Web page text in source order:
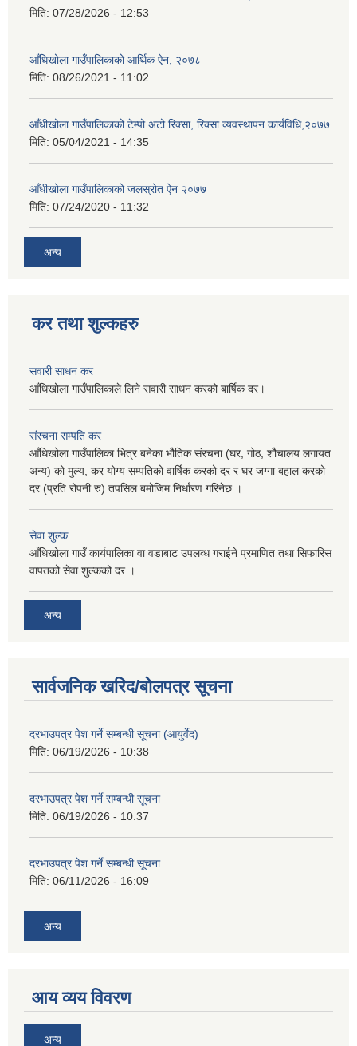
मिति: 07/28/2026 - 12:53
आँधिखोला गाउँपालिकाको आर्थिक ऐन, २०७८
मिति: 08/26/2021 - 11:02
आँधीखोला गाउँपालिकाको टेम्पो अटो रिक्सा, रिक्सा व्यवस्थापन कार्यविधि,२०७७
मिति: 05/04/2021 - 14:35
आँधीखोला गाउँपालिकाको जलस्रोत ऐन २०७७
मिति: 07/24/2020 - 11:32
अन्य
कर तथा शुल्कहरु
सवारी साधन कर
आँधिखोला गाउँपालिकाले लिने सवारी साधन करको बार्षिक दर।
संरचना सम्पति कर
आँधिखोला गाउँपालिका भित्र बनेका भौतिक संरचना (घर, गोठ, शौचालय लगायत
अन्य) को मुल्य, कर योग्य सम्पतिको वार्षिक करको दर र घर जग्गा बहाल करको
दर (प्रति रोपनी रु) तपसिल बमोजिम निर्धारण गरिनेछ ।
सेवा शुल्क
आँधिखोला गाउँ कार्यपालिका वा वडाबाट उपलव्ध गराईने प्रमाणित तथा सिफारिस
वापतको सेवा शुल्कको दर ।
अन्य
सार्वजनिक खरिद/बोलपत्र सूचना
दरभाउपत्र पेश गर्ने सम्बन्धी सूचना (आयुर्वेद)
मिति: 06/19/2026 - 10:38
दरभाउपत्र पेश गर्ने सम्बन्धी सूचना
मिति: 06/19/2026 - 10:37
दरभाउपत्र पेश गर्ने सम्बन्धी सूचना
मिति: 06/11/2026 - 16:09
अन्य
आय व्यय विवरण
अन्य